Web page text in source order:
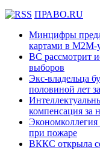
ПРАВО.RU
Минцифры
картами в M2M-
ВС рассмотрит
выборов
Экс-владельца
половиной лет
компенсация за
при пожаре
ВККС открыла